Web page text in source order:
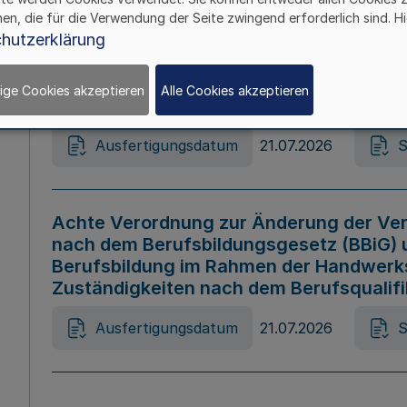
Ausfertigungsdatum 21.07.2026
Gesetz zur Änderung des Online-
Ausfertigungsdatum 21.07.2026
Achte Verordnung zur Änderung der
nach dem Berufsbildungsgesetz
Berufsbildung im Rahmen der
Zuständigkeiten nach dem
Ausfertigungsdatum 21.07.2026
die für die Verwendung der Seite zwingend erforderlich sind.
Cookies akzeptieren Alle Cookies akzeptieren